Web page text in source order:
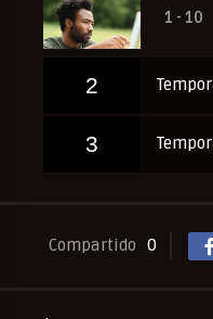
1 - 10
2
3
Compartido 0